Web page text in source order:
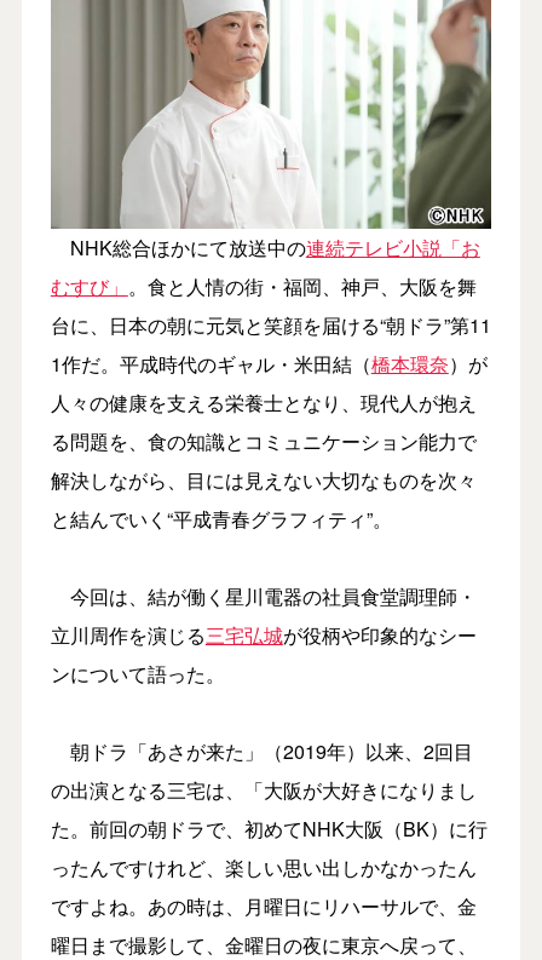
NHK総合ほかにて放送中の連続テレビ小説「お
むすび」 。食と人情の街・福岡、神戸、大阪を舞
台に、日本の朝に元気と笑顔を届ける“朝ドラ”第11
1作だ。平成時代のギャル・米田結（橋本環奈）が
人々の健康を支える栄養士となり、現代人が抱え
る問題を、食の知識とコミュニケーション能力で
解決しながら、目には見えない大切なものを次々
と結んでいく“平成青春グラフィティ”。
今回は、結が働く星川電器の社員食堂調理師・
立川周作を演じる三宅弘城が役柄や印象的なシー
ンについて語った。
朝ドラ「あさが来た」（2019年）以来、2回目
の出演となる三宅は、「大阪が大好きになりまし
た。前回の朝ドラで、初めてNHK大阪（BK）に行
ったんですけれど、楽しい思い出しかなかったん
ですよね。あの時は、月曜日にリハーサルで、金
曜日まで撮影して、金曜日の夜に東京へ戻って、